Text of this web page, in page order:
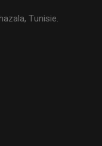
Tunisie.